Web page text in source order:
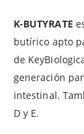
K-BUTYRATE
butírico apto
de
generación
intestinal.
D y E.